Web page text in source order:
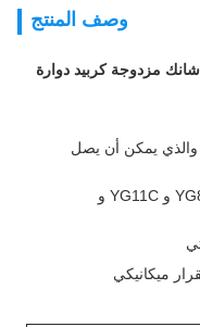
وصف المنتج
يمكن أن يصل
الدرجات: متنوعة للاختيار: YG6 و YG8 و YG8C و YG11C و
ميكانيكي